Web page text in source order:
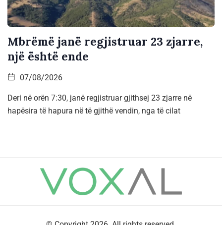
Mbrëmë janë regjistruar 23 zjarre,
një është ende
07/08/2026
Deri në orën 7:30, janë regjistruar gjithsej 23 zjarre në
hapësira të hapura në të gjithë vendin, nga të cilat